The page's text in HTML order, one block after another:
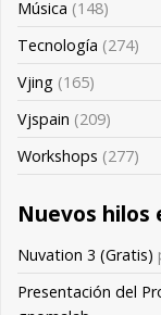
Música (148)
Tecnología (274)
Vjing (165)
Vjspain (209)
Workshops (277)
Nuevos hilos
Nuvation 3 (Gratis)
Presentación del